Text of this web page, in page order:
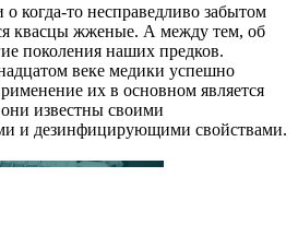
когда-то несправедливо забытом
квасцы жженые. А между тем, об
поколения наших предков.
веке медики успешно
их в основном является
известны своими
и дезинфицирующими свойствами.